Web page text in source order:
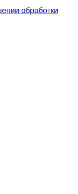
обработки